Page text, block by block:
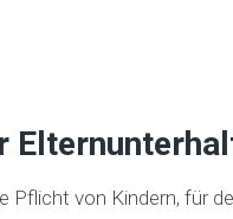
Pflicht von Kindern, für